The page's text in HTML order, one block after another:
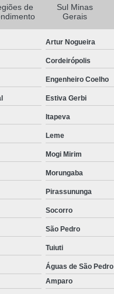
de
Sul Minas
Gerais
Artur Nogueira
Cordeirópolis
Engenheiro Coelho
Estiva Gerbi
Itapeva
Leme
Mogi Mirim
Morungaba
Pirassununga
Socorro
São Pedro
Tuiuti
Águas de São Pedro
Amparo